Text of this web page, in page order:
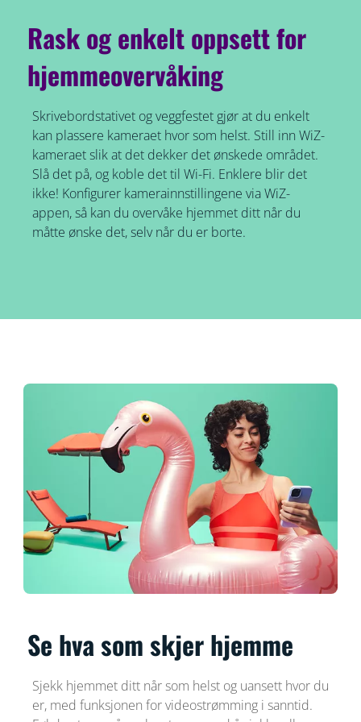
Rask og enkelt oppsett for
hjemmeovervåking
Skrivebordstativet og veggfestet gjør at du enkelt
kan plassere kameraet hvor som helst. Still inn WiZ-
kameraet slik at det dekker det ønskede området.
Slå det på, og koble det til Wi-Fi. Enklere blir det
ikke! Konfigurer kamerainnstillingene via WiZ-
appen, så kan du overvåke hjemmet ditt når du
måtte ønske det, selv når du er borte.
Se hva som skjer hjemme
Sjekk hjemmet ditt når som helst og uansett hvor du
er, med funksjonen for videostrømming i sanntid.